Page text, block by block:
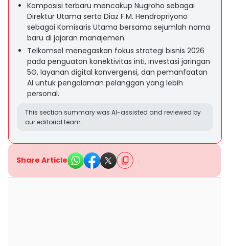
Komposisi terbaru mencakup Nugroho sebagai
Direktur Utama serta Diaz F.M. Hendropriyono
sebagai Komisaris Utama bersama sejumlah nama
baru di jajaran manajemen.
Telkomsel menegaskan fokus strategi bisnis 2026
pada penguatan konektivitas inti, investasi jaringan
5G, layanan digital konvergensi, dan pemanfaatan
AI untuk pengalaman pelanggan yang lebih
personal.
This section summary was AI-assisted and reviewed by
our editorial team.
Share Article